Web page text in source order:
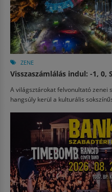
ZENE
Visszaszámlálás indul: -1, 0,
A világsztárokat felvonultató zenei
hangsúly kerül a kulturális